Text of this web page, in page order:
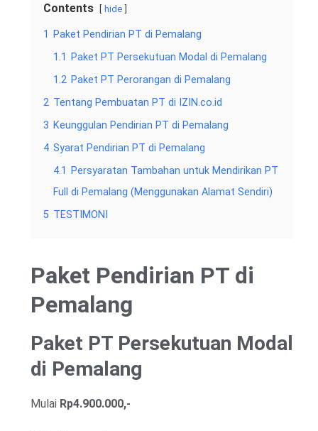
Contents hide
1
Paket Pendirian PT di Pemalang
1.1
Paket PT Persekutuan Modal di Pemalang
1.2 Paket PT Perorangan di Pemalang
2 Tentang Pembuatan PT di IZIN.co.id
3 Keunggulan Pendirian PT di Pemalang
4 Syarat Pendirian PT di Pemalang
4.1
Persyaratan Tambahan untuk Mendirikan PT
Full di Pemalang (Menggunakan Alamat Sendiri)
5 TESTIMONI
Paket Pendirian PT di
Pemalang
Paket PT Persekutuan Modal
di Pemalang
Mulai Rp4.900.000,-